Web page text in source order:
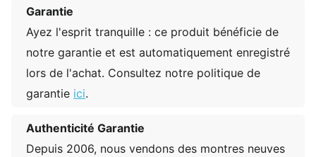
Garantie
Ayez l'esprit tranquille : ce produit bénéficie de
notre garantie et est automatiquement enregistré
lors de l'achat. Consultez notre politique de
garantie ici.
Authenticité Garantie
Depuis 2006, nous vendons des montres neuves